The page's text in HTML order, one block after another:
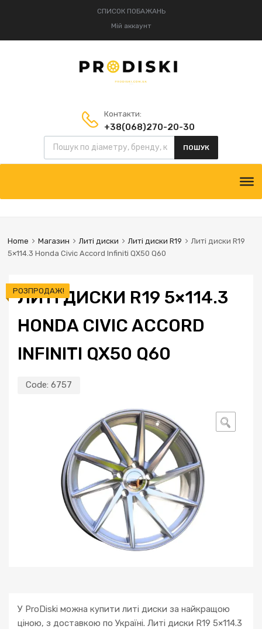
СПИСОК ПОБАЖАНЬ
Мій аккаунт
Контакти:
+38(068)270-20-30
+38(095)834-52-75
Пошук товарів
ПОШУК
content
Home Магазин Литі диски Литі диски R19
Литі диски R19
5×114.3 Honda Civic Accord Infiniti QX50 Q60
ЛИТІ ДИСКИ R19 5×114.3
HONDA CIVIC ACCORD
INFINITI QX50 Q60
Code: 6757
РОЗПРОДАЖ!
🔍
У ProDiski можна купити литі диски за найкращою
ціною, з доставкою по Україні. Литі диски R19 5×114.3